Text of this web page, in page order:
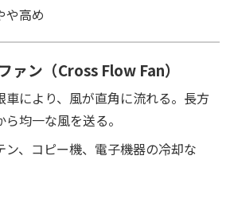
や高め
ァン（Cross Flow Fan）
車により、風が直角に流れる。長方
均一な風を送る。
ン、コピー機、電子機器の冷却な